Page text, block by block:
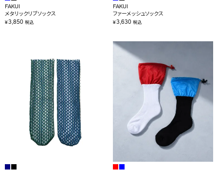
FAKUI
メタリックリブソックス
¥3,850 税込
FAKUI
ファーメッシュソックス
¥3,630 税込